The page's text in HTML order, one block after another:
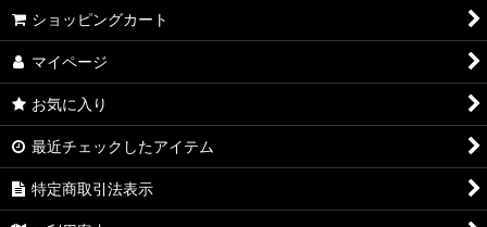
ショッピングカート
マイページ
お気に入り
最近チェックしたアイテム
特定商取引法表示